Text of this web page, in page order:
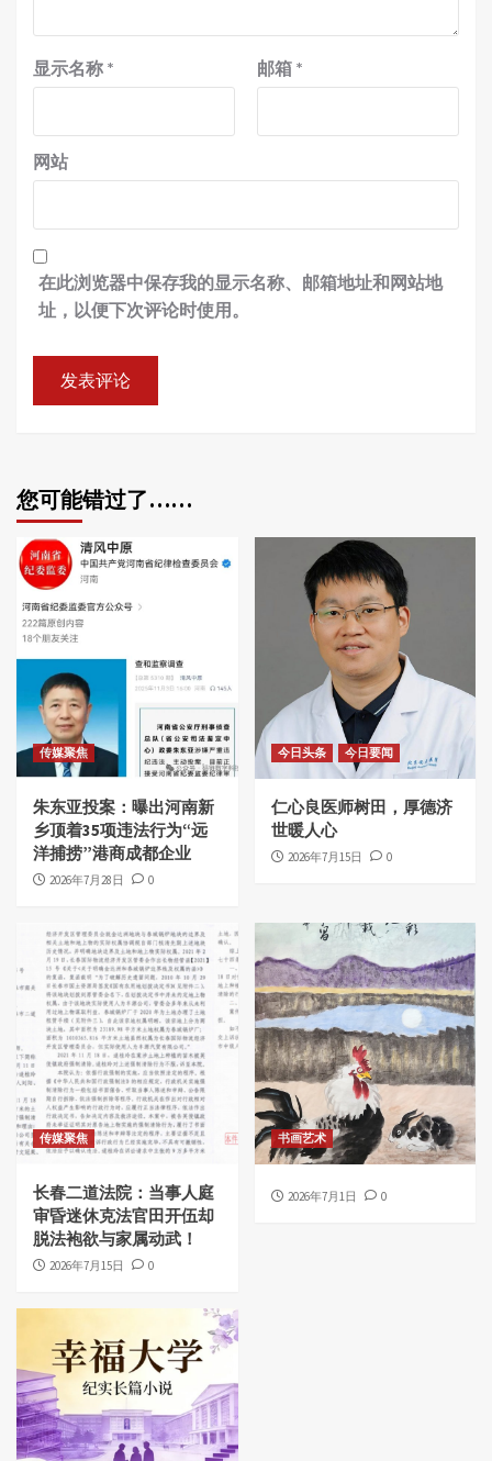
显示名称 * 邮箱 *
网站
在此浏览器中保存我的显示名称、邮箱地址和网站地
址，以便下次评论时使用。
您可能错过了……
传媒聚焦
朱东亚投案：曝出河南新
乡顶着35项违法行为“远
洋捕捞”港商成都企业
2026年7月28日 0
今日头条 今日要闻
仁心良医师树田，厚德济
世暖人心
2026年7月15日 0
传媒聚焦
长春二道法院：当事人庭
审昏迷休克法官田开伍却
脱法袍欲与家属动武！
2026年7月15日 0
书画艺术
2026年7月1日 0